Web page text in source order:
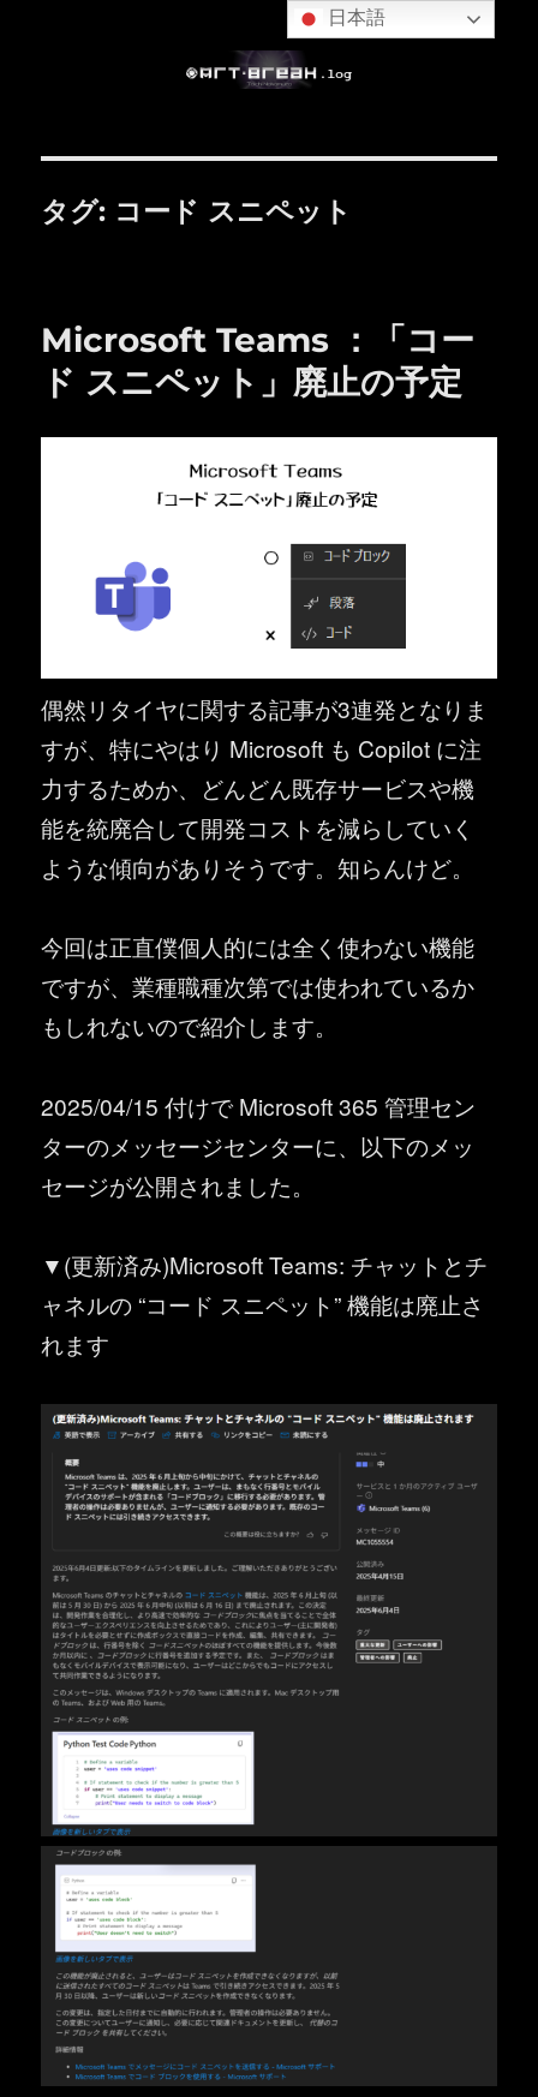
タグ: コード スニペット
Microsoft Teams ：「コー
ド スニペット」廃止の予定
偶然リタイヤに関する記事が3連発となりま
すが、特にやはり Microsoft も Copilot に注
力するためか、どんどん既存サービスや機
能を統廃合して開発コストを減らしていく
ような傾向がありそうです。知らんけど。
今回は正直僕個人的には全く使わない機能
ですが、業種職種次第では使われているか
もしれないので紹介します。
2025/04/15 付けで Microsoft 365 管理セン
ターのメッセージセンターに、以下のメッ
セージが公開されました。
▼(更新済み)Microsoft Teams: チャットとチ
ャネルの “コード スニペット” 機能は廃止さ
れます
日本語